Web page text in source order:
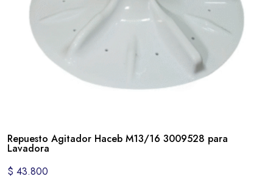
Repuesto Agitador Haceb M13/16 3009528 para
Lavadora
$ 43.800